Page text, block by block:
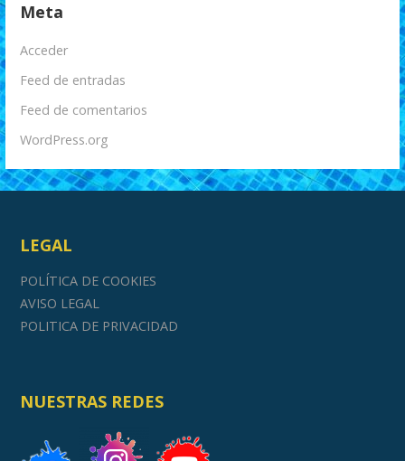
Meta
Acceder
Feed de entradas
Feed de comentarios
WordPress.org
LEGAL
POLÍTICA DE COOKIES
AVISO LEGAL
POLITICA DE PRIVACIDAD
NUESTRAS REDES